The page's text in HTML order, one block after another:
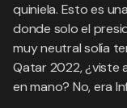
quiniela. Esto es
donde solo el
muy neutral solía
Qatar 2022, ¿viste
en mano? No, era